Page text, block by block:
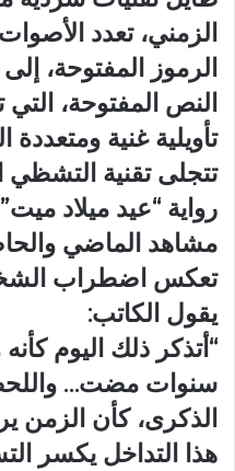
الزمني، تعدد
الرموز المفتوحة،
النص المفتوحة،
تأويلية غنية ومتعددة
تتجلى تقنية
رواية “عيد ميلاد
مشاهد الماضي
تعكس اضطراب
يقول الكاتب:
“أتذكر ذلك اليوم
سنوات مضت…
الذكرى، كأن الزمن
هذا التداخل يكسر